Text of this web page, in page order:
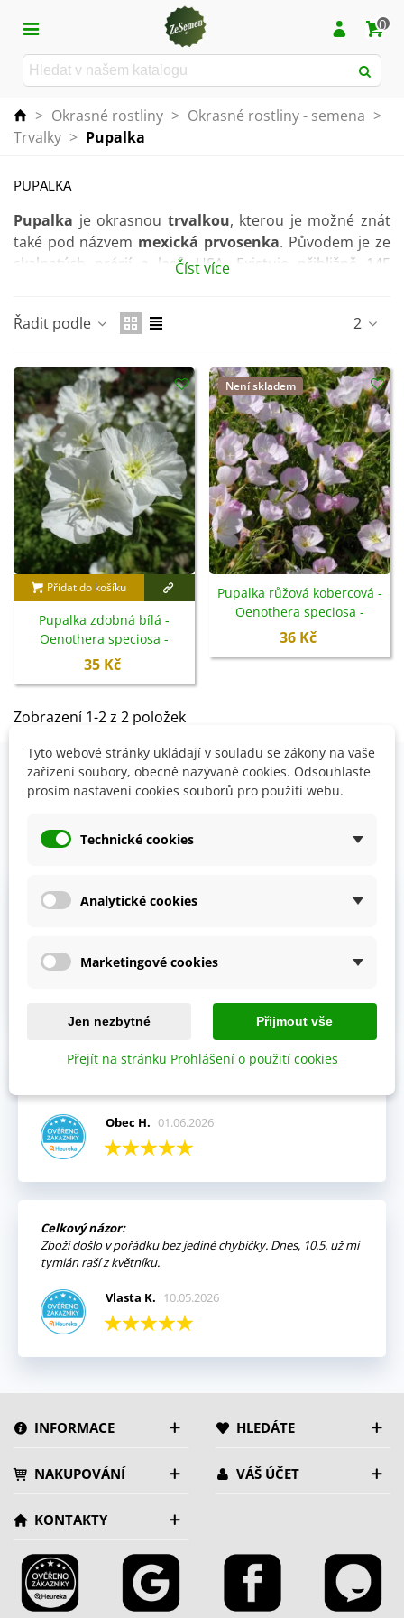
0
> Okrasné rostliny > Okrasné rostliny - semena >
Trvalky > Pupalka
PUPALKA
Pupalka je okrasnou trvalkou, kterou je možné znát
také pod názvem mexická prvosenka. Původem je ze
skalnatých prérií a lesů USA. Existuje přibližně 145
Jedná se o pěstitelsky nenáročnou rostlinu
, kterou
Pro rostlinu je charakteristické kvetení v odpoledních a
nočních hodinách. Květy seráno před sluncem
zavírají.
Číst více
Řadit podle 2
Přidat do košíku
Pupalka zdobná bílá -
Oenothera speciosa -
semena - 20 ks
35 Kč
Není skladem
Pupalka růžová kobercová -
Oenothera speciosa -
semena - 50 ks
36 Kč
Zobrazení 1-2 z 2 položek
OVĚŘENO NAŠIMI ZÁKAZNÍKY
Prohlédněte si vybraná hodnocení našich zákazníků.
Výhody:
Vždy mi přišla objednávka velmi rychle a v pořádku,
Jitka V. 02.06.2026
Celkový názor:
Obec H. 01.06.2026
Celkový názor:
Zboží došlo v pořádku bez jediné chybičky. Dnes, 10.5. už mi
tymián raší z květníku.
Vlasta K. 10.05.2026
INFORMACE HLEDÁTE
NAKUPOVÁNÍ VÁŠ ÚČET
KONTAKTY
Tyto webové stránky ukládají v souladu se zákony na vaše
zařízení soubory, obecně nazývané cookies. Odsouhlaste
prosím nastavení cookies souborů pro použití webu.
Technické cookies
Analytické cookies
Marketingové cookies
Jen nezbytné Přijmout vše
Přejít na stránku Prohlášení o použití cookies